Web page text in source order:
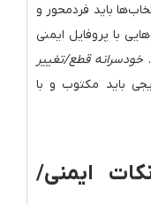
باید فردمحور و
با پروفایل ایمنی
خودسرانه قطع/تغییر
باید مکتوب و با
ایمنی/